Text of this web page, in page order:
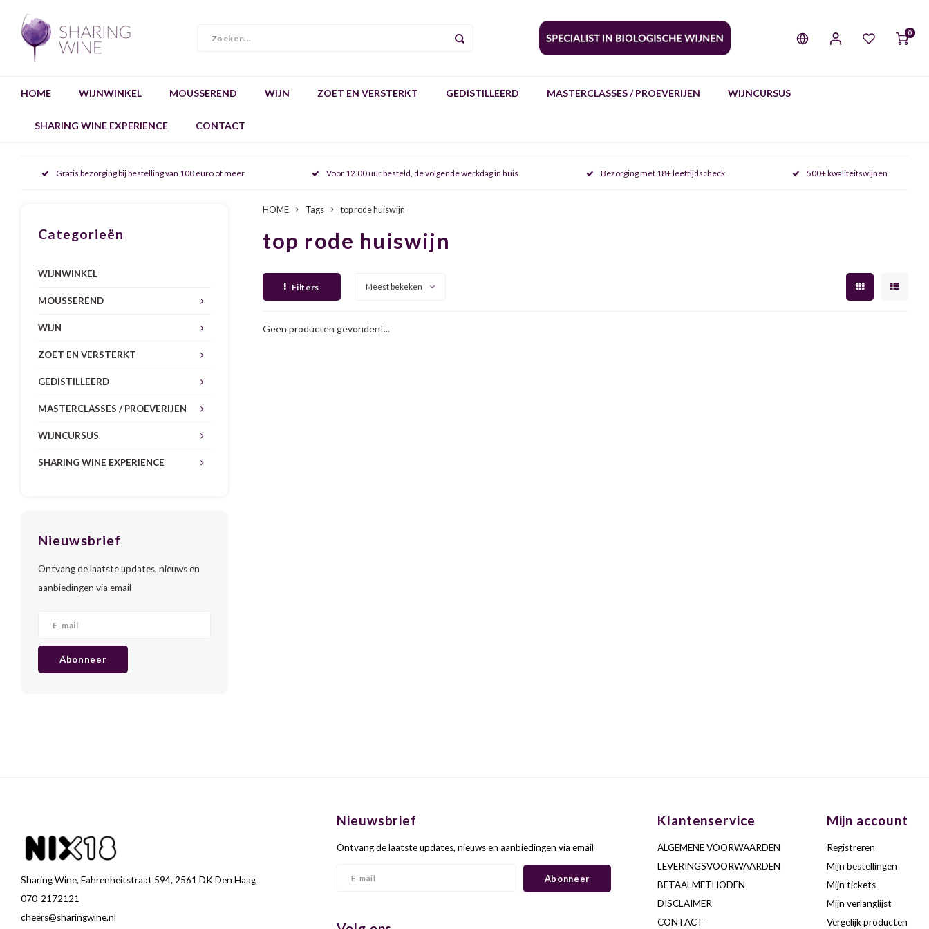
0
HOME WIJNWINKEL MOUSSEREND WIJN ZOET EN VERSTERKT GEDISTILLEERD MASTERCLASSES / PROEVERIJEN WIJNCURSUS
SHARING WINE EXPERIENCE CONTACT
Gratis bezorging bij bestelling van 100 euro of meer Voor 12.00 uur besteld, de volgende werkdag in huis Bezorging met 18+ leeftijdscheck 500+ kwaliteitswijnen
Categorieën
WIJNWINKEL
MOUSSEREND
WIJN
ZOET EN VERSTERKT
GEDISTILLEERD
MASTERCLASSES / PROEVERIJEN
WIJNCURSUS
SHARING WINE EXPERIENCE
Nieuwsbrief
Ontvang de laatste updates, nieuws en
aanbiedingen via email
Abonneer
HOME Tags top rode huiswijn
top rode huiswijn
Filters Meest bekeken
Geen producten gevonden!...
Sharing Wine, Fahrenheitstraat 594, 2561 DK Den Haag
070-2172121
cheers@sharingwine.nl
Nieuwsbrief
Ontvang de laatste updates, nieuws en aanbiedingen via email
Abonneer
Klantenservice
ALGEMENE VOORWAARDEN
LEVERINGSVOORWAARDEN
BETAALMETHODEN
DISCLAIMER
CONTACT
Mijn account
Registreren
Mijn bestellingen
Mijn tickets
Mijn verlanglijst
Vergelijk producten